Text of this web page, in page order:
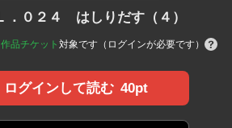
．０２４ はしりだす（４）
作品チケット 対象です（ログインが必要です）
ログインして読む 40pt